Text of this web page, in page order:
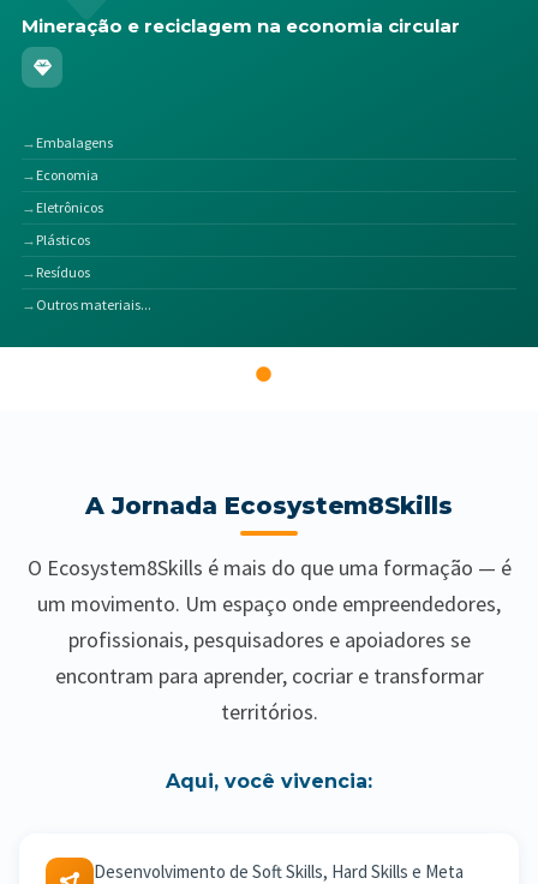
Mineração e reciclagem na economia circular
Embalagens
Economia
Eletrônicos
Plásticos
Resíduos
Outros materiais...
A Jornada Ecosystem8Skills
O Ecosystem8Skills é mais do que uma formação — é
um movimento. Um espaço onde empreendedores,
profissionais, pesquisadores e apoiadores se
encontram para aprender, cocriar e transformar
territórios.
Aqui, você vivencia:
Desenvolvimento de Soft Skills, Hard Skills e Meta